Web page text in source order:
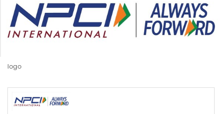
logo